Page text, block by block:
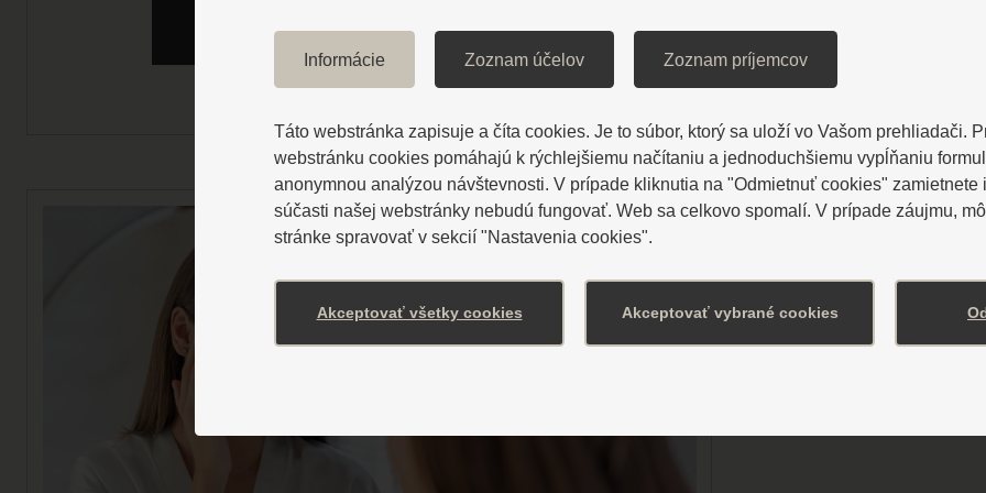
ZOBRAZIŤ VIAC
prispôsobené
Informácie Zoznam účelov Zoznam príjemcov
Táto webstránka zapisuje a číta cookies. Je to súbor, ktorý sa uloží vo Vašom prehliadači.
webstránku cookies pomáhajú k rýchlejšiemu načítaniu a jednoduchšiemu vypĺňaniu
anonymnou analýzou návštevnosti. V prípade kliknutia na "Odmietnuť cookies"
súčasti našej webstránky nebudú fungovať. Web sa celkovo spomalí. V prípade záujmu,
stránke spravovať v sekcií "Nastavenia cookies".
Akceptovať všetky cookies Akceptovať vybrané cookies